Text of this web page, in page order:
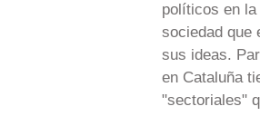
políticos en
sociedad que
sus ideas.
en Cataluña
"sectoriales"